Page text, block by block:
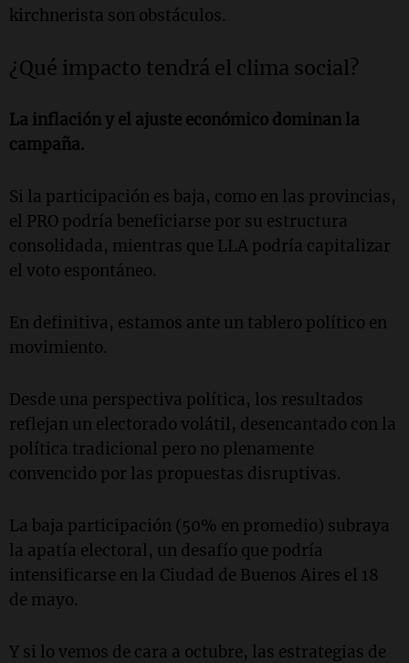
kirchnerista son obstáculos.
¿Qué impacto tendrá el clima social?
La inflación y el ajuste económico dominan la
campaña.
Si la participación es baja, como en las provincias,
el PRO podría beneficiarse por su estructura
consolidada, mientras que LLA podría capitalizar
el voto espontáneo.
En definitiva, estamos ante un tablero político en
movimiento.
Desde una perspectiva política, los resultados
reflejan un electorado volátil, desencantado con la
política tradicional pero no plenamente
convencido por las propuestas disruptivas.
La baja participación (50% en promedio) subraya
la apatía electoral, un desafío que podría
intensificarse en la Ciudad de Buenos Aires el 18
de mayo.
Y si lo vemos de cara a octubre, las estrategias de